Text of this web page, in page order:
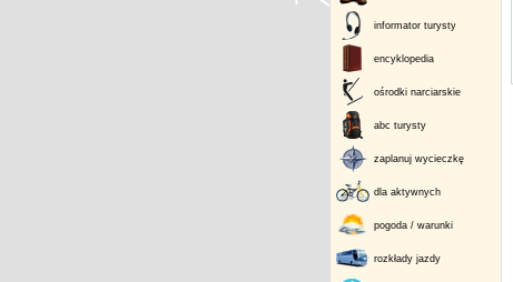
informator turysty
encyklopedia
ośrodki narciarskie
abc turysty
zaplanuj wycieczkę
dla aktywnych
pogoda / warunki
rozkłady jazdy